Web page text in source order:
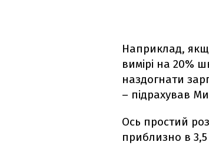
Наприклад,
вимірі на 20%
наздогнати
– підрахував
Ось простий
приблизно в